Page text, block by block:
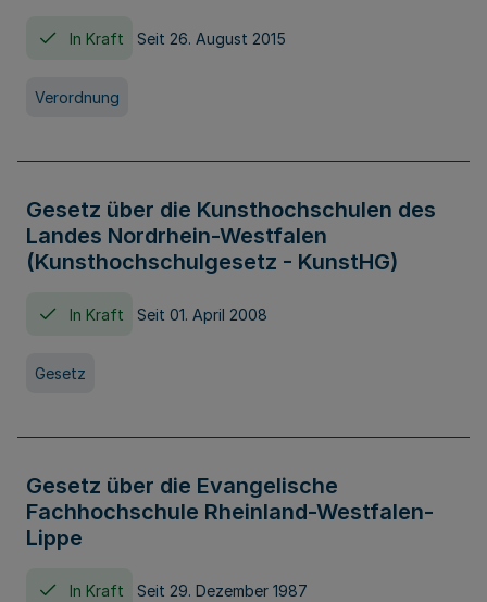
In Kraft Seit 26. August 2015
Verordnung
Gesetz über die Kunsthochschulen des
Landes Nordrhein-Westfalen
(Kunsthochschulgesetz - KunstHG)
In Kraft Seit 01. April 2008
Gesetz
Gesetz über die Evangelische
Fachhochschule Rheinland-Westfalen-
Lippe
In Kraft Seit 29. Dezember 1987